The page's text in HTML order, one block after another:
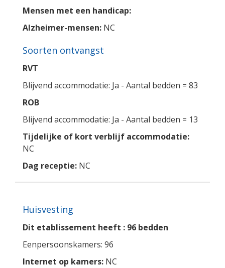
Mensen met een handicap:
Alzheimer-mensen: NC
Soorten ontvangst
RVT
Blijvend accommodatie: Ja - Aantal bedden = 83
ROB
Blijvend accommodatie: Ja - Aantal bedden = 13
Tijdelijke of kort verblijf accommodatie:
NC
Dag receptie: NC
Huisvesting
Dit etablissement heeft : 96 bedden
Eenpersoonskamers: 96
Internet op kamers: NC